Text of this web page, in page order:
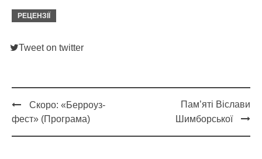
РЕЦЕНЗІЇ
Tweet on twitter
Post
navigation
Скоро: «Берроуз-
фест» (Програма)
Пам’яті Віслави
Шимборської